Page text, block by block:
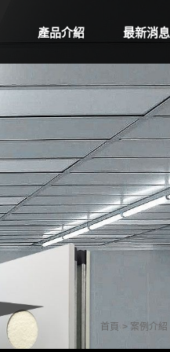
產品介紹 最新消息
首頁 案例介紹